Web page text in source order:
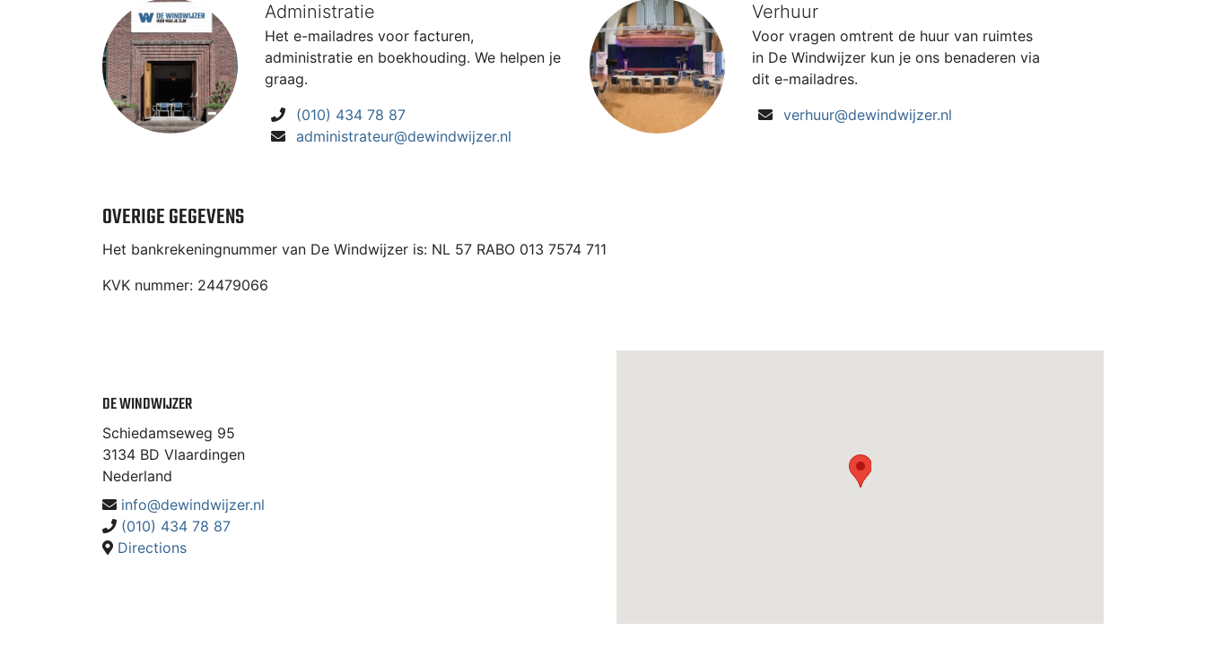
Administratie
Het e-mailadres voor facturen,
administratie en boekhouding. We helpen je
graag.
(010) 434 78 87
administrateur@dewindwijzer.nl
Verhuur
Voor vragen omtrent de huur van ruimtes
in De Windwijzer kun je ons benaderen via
dit e-mailadres.
verhuur@dewindwijzer.nl
OVERIGE GEGEVENS
Het bankrekeningnummer van De Windwijzer is: NL 57 RABO 013 7574 711
KVK nummer: 24479066
DE WINDWIJZER
Schiedamseweg 95
3134 BD Vlaardingen
Nederland
info@dewindwijzer.nl
(010) 434 78 87
Directions